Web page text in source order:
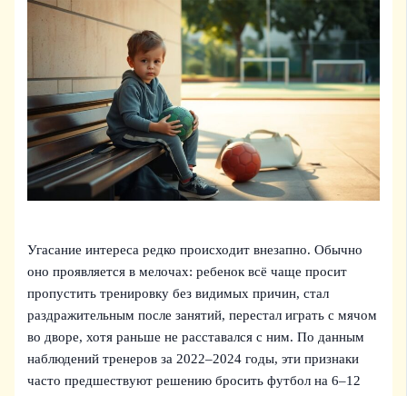
Угасание интереса редко происходит внезапно. Обычно
оно проявляется в мелочах: ребенок всё чаще просит
пропустить тренировку без видимых причин, стал
раздражительным после занятий, перестал играть с мячом
во дворе, хотя раньше не расставался с ним. По данным
наблюдений тренеров за 2022–2024 годы, эти признаки
часто предшествуют решению бросить футбол на 6–12